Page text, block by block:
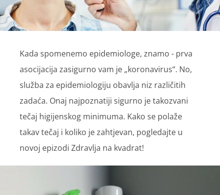
Kada spomenemo epidemiologe, znamo - prva
asocijacija zasigurno vam je „koronavirus“. No,
služba za epidemiologiju obavlja niz različitih
zadaća. Onaj najpoznatiji sigurno je takozvani
tečaj higijenskog minimuma. Kako se polaže
takav tečaj i koliko je zahtjevan, pogledajte u
novoj epizodi Zdravlja na kvadrat!